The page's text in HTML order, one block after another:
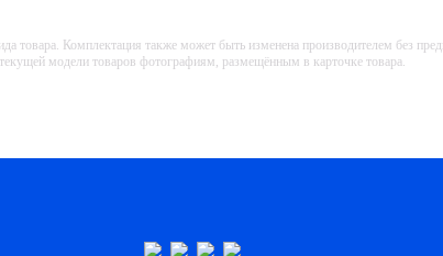
товара. Комплектация также может быть изменена производителем без
модели товаров фотографиям, размещённым в карточке товара.